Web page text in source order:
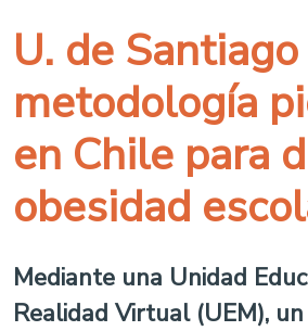
U. de
metodología
en Chile para
obesidad
Mediante una Unidad
Realidad Virtual (UEM),